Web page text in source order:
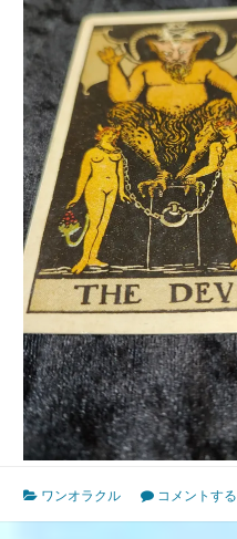
ワンオラクル コメントする